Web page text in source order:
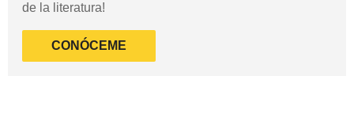
de la literatura!
CONÓCEME